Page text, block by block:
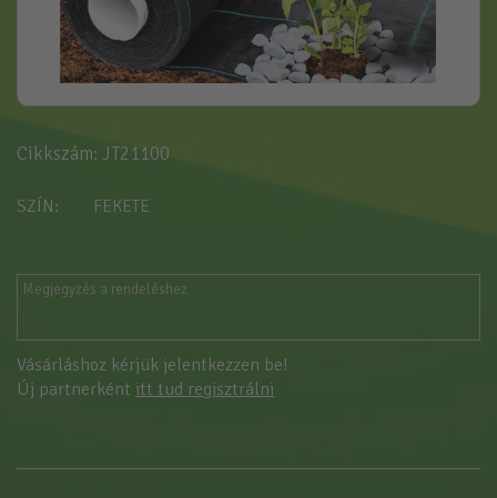
Cikkszám: JT21100
SZÍN FEKETE
Vásárláshoz kérjük jelentkezzen be!
Új partnerként itt tud regisztrálni